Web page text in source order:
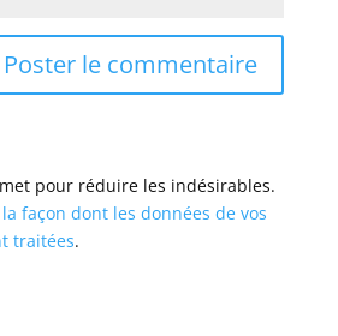
pour réduire les indésirables.
façon dont les données de vos
traitées.